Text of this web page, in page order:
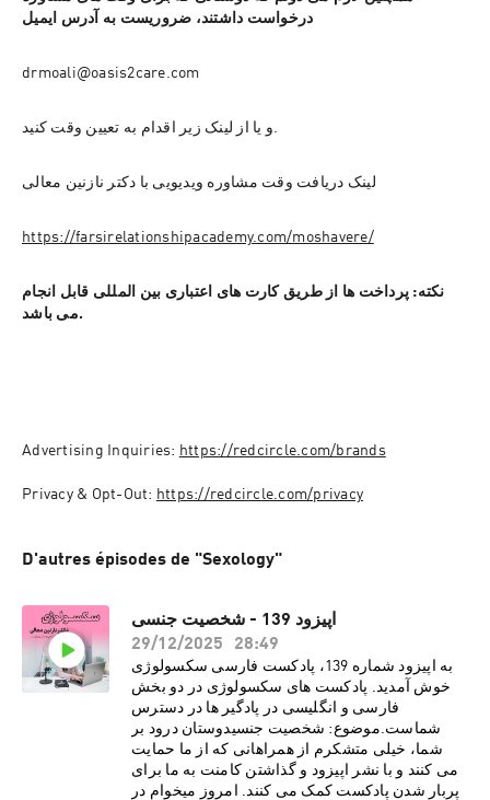
درخواست داشتند، ضروریست به آدرس ایمیل
drmoali@oasis2care.com
و یا از لینک زیر اقدام به تعیین وقت کنید.
لینک دریافت وقت مشاوره ویدیویی با دکتر نازنین معالی
https://farsirelationshipacademy.com/moshavere/
نکته: پرداخت ها از طریق کارت های اعتباری بین المللی قابل انجام
می باشد.
Advertising Inquiries: https://redcircle.com/brands
Privacy & Opt-Out: https://redcircle.com/privacy
D'autres épisodes de "Sexology"
اپیزود 139 - شخصیت جنسی
29/12/2025
28:49
به اپیزود شماره 139، پادکست فارسی سکسولوژی
خوش آمدید. پادکست های سکسولوژی در دو بخش
فارسی و انگلیسی در پادگیر ها در دسترس
شماست.موضوع: شخصیت جنسیدوستان درود بر
شما، خیلی متشکرم از همراهانی که از ما حمایت
می کنند و با نشر اپیزود و گذاشتن کامنت به ما برای
پربار شدن پادکست کمک می کنند. امروز میخوام در